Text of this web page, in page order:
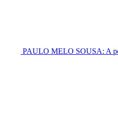
PAULO MELO SOUSA: A